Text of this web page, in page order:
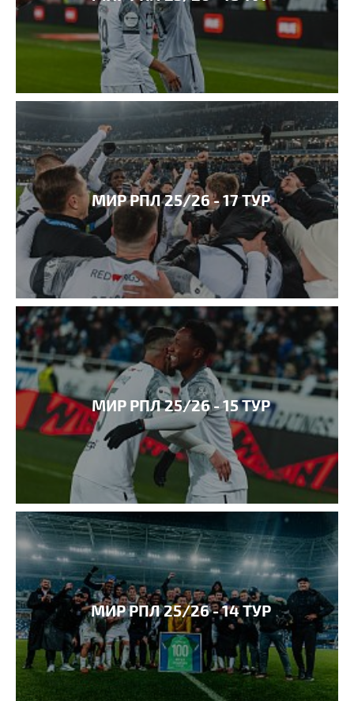
МИР РПЛ 25/26 - 17 ТУР
МИР РПЛ 25/26 - 15 ТУР
МИР РПЛ 25/26 - 14 ТУР